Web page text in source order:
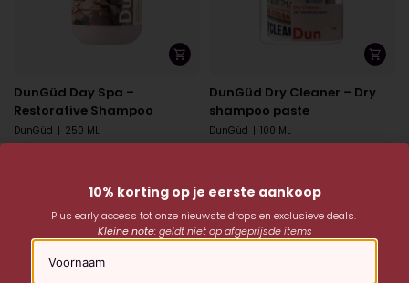
DunGüd Day Spa –
Restorative Shampoo
DunGüd | 250 ML
DunGüd Dry Cleaner – Dry
shampoo paste
DunGüd | 100 ML
10% korting op je eerste aankoop
Plus early access tot onze nieuwste drops en exclusieve deals.
Kleine note:geldt niet op afgeprijsde items